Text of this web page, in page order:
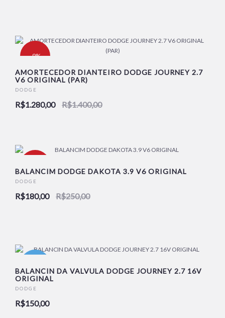
-9%
NOVO
AMORTECEDOR DIANTEIRO DODGE JOURNEY 2.7
V6 ORIGINAL (PAR)
DODGE
R$1.280,00 R$1.400,00
NOVO
BALANCIM DODGE DAKOTA 3.9 V6 ORIGINAL
DODGE
R$180,00 R$250,00
BALANCIN DA VALVULA DODGE JOURNEY 2.7 16V
ORIGINAL
DODGE
R$150,00